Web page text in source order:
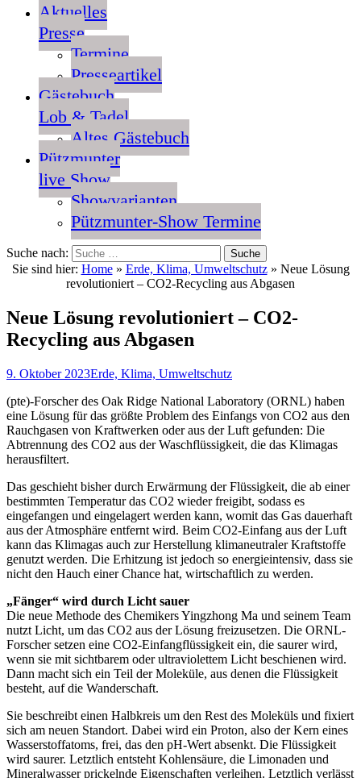
Aktuelles
Presse
Termine
Presseartikel
Gästebuch
Lob & Tadel
Altes Gästebuch
Pützmunter
live Show
Showvarianten
Pützmunter-Show Termine
Suche nach:
Sie sind hier: Home» Erde, Klima, Umweltschutz» Neue Lösung
revolutioniert – CO2-Recycling aus Abgasen
Neue Lösung revolutioniert – CO2-
Recycling aus Abgasen
9. Oktober 2023Erde, Klima, Umweltschutz
(pte)-Forscher des Oak Ridge National Laboratory (ORNL) haben
eine Lösung für das größte Problem des Einfangs von CO2 aus den
Rauchgasen von Kraftwerken oder aus der Luft gefunden: Die
Abtrennung des CO2 aus der Waschflüssigkeit, die das Klimagas
herausfiltert.
Das geschieht bisher durch Erwärmung der Flüssigkeit, die ab einer
bestimmten Temperatur das CO2 wieder freigibt, sodass es
eingefangen und eingelagert werden kann, womit das Gas dauerhaft
aus der Atmosphäre entfernt wird. Beim CO2-Einfang aus der Luft
kann das Klimagas auch zur Herstellung klimaneutraler Kraftstoffe
genutzt werden. Die Erhitzung ist jedoch so energieintensiv, dass sie
nicht den Hauch einer Chance hat, wirtschaftlich zu werden.
„Fänger“ wird durch Licht sauer
Die neue Methode des Chemikers Yingzhong Ma und seinem Team
nutzt Licht, um das CO2 aus der Lösung freizusetzen. Die ORNL-
Forscher setzen eine CO2-Einfangflüssigkeit ein, die saurer wird,
wenn sie mit sichtbarem oder ultraviolettem Licht beschienen wird.
Dann macht sich ein Teil der Moleküle, aus denen die Flüssigkeit
besteht, auf die Wanderschaft.
Sie beschreibt einen Halbkreis um den Rest des Moleküls und fixiert
sich am neuen Standort. Dabei wird ein Proton, also der Kern eines
Wasserstoffatoms, frei, das den pH-Wert absenkt. Die Flüssigkeit
wird saurer. Letztlich entsteht Kohlensäure, die Limonaden und
Mineralwasser prickelnde Eigenschaften verleihen. Letztlich verlässt